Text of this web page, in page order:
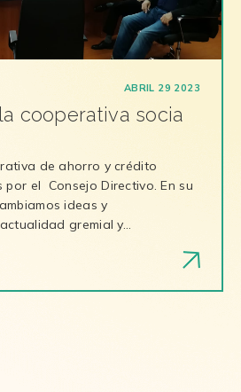
ABRIL 29 2023
cooperativa socia
de ahorro y crédito
por el Consejo Directivo. En su
ideas y
gremial y…